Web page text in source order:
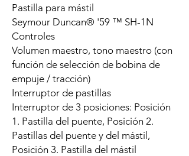
Pastilla para mástil
Seymour Duncan® '59 ™ SH-1N
Controles
Volumen maestro, tono maestro (con
función de selección de bobina de
empuje / tracción)
Interruptor de pastillas
Interruptor de 3 posiciones: Posición
1. Pastilla del puente, Posición 2.
Pastillas del puente y del mástil,
Posición 3. Pastilla del mástil